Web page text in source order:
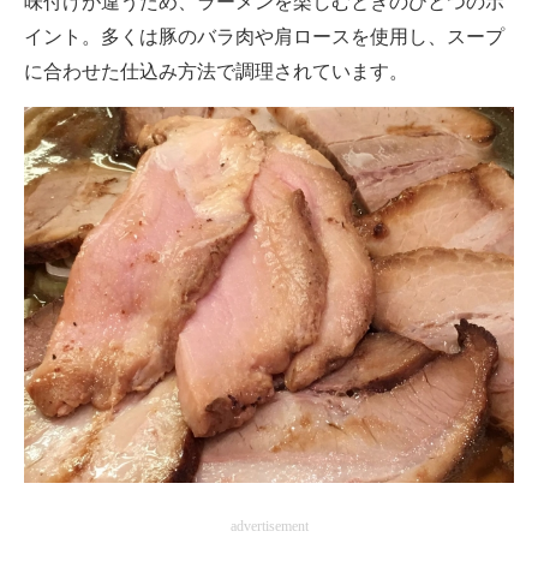
イント。多くは豚のバラ肉や肩ロースを使用し、スープ
に合わせた仕込み方法で調理されています。
advertisement